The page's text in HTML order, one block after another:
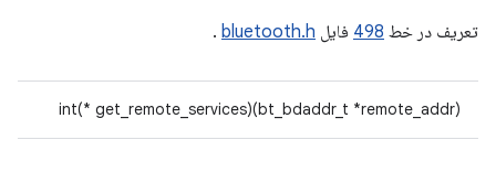
تعریف در خط 498 فایل bluetooth.h
.
int(* get_remote_services)(bt_bdaddr_t *remote_addr)